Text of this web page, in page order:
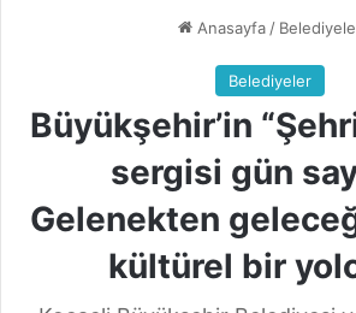
Anasayfa /
Belediyeler
Büyükşehir’in
sergisi gün
Gelenekten
kültürel bir